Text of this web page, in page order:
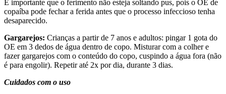
É importante que o ferimento não esteja soltando pus, pois o OE de
copaíba pode fechar a ferida antes que o processo infeccioso tenha
desaparecido.
Gargarejos: Crianças a partir de 7 anos e adultos: pingar 1 gota do
OE em 3 dedos de água dentro de copo. Misturar com a colher e
fazer gargarejos com o conteúdo do copo, cuspindo a água fora (não
é para engolir). Repetir até 2x por dia, durante 3 dias.
Cuidados com o uso